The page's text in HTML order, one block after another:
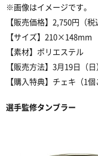
※画像はイメージです。
【販売価格】2,750円（税
【サイズ】210×148mm
【素材】ポリエステル
【販売方法】3月19日（
【購入特典】チェキ（1個
選手監修タンブラー